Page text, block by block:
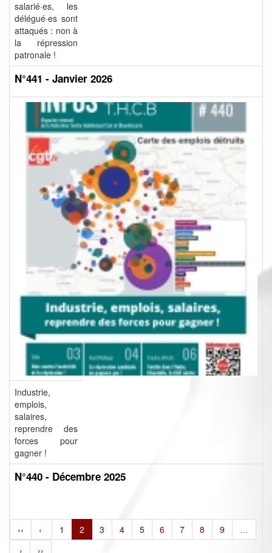
salarié·es, les
délégué·es sont
attaqués : non à
la répression
patronale !
N°441 - Janvier 2026
Industrie,
emplois,
salaires,
reprendre des
forces pour
gagner !
N°440 - Décembre 2025
‹‹ ‹ 1 2 3 4 5 6 7 8 9
…
›
››